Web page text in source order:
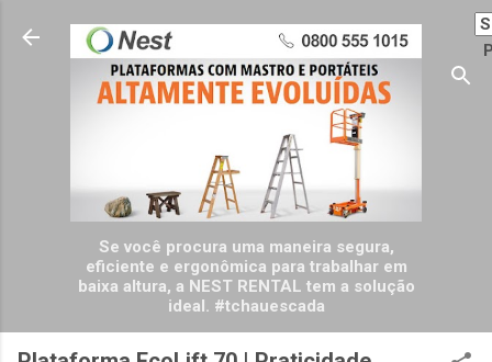
Pular para o conteúdo principal
Se você procura uma maneira segura,
eficiente e ergonômica para trabalhar em
baixa altura, a NEST RENTAL tem a solução
ideal. #tchauescada